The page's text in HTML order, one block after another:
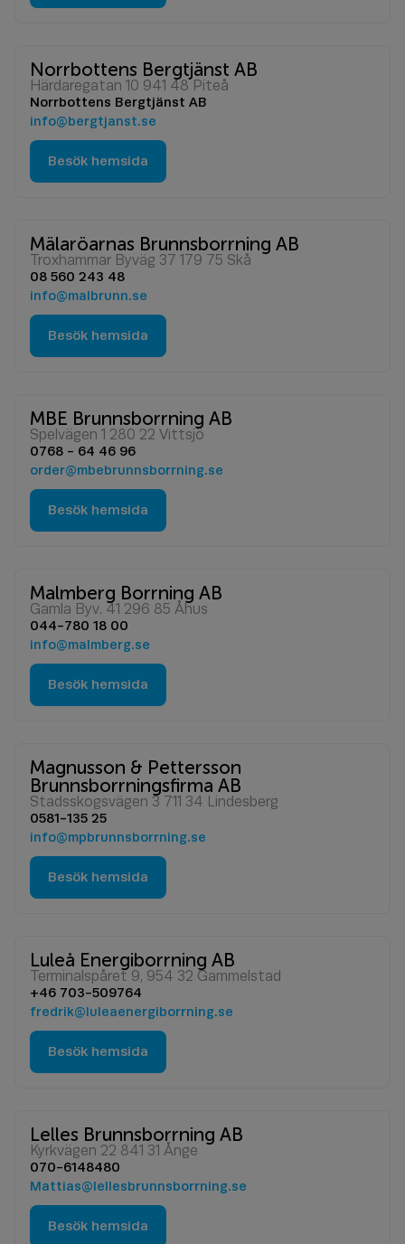
Norrbottens Bergtjänst AB
Härdaregatan 10 941 48 Piteå
Norrbottens Bergtjänst AB
info@bergtjanst.se
Besök hemsida
Mälaröarnas Brunnsborrning AB
Troxhammar Byväg 37 179 75 Skå
08 560 243 48
info@malbrunn.se
Besök hemsida
MBE Brunnsborrning AB
Spelvägen 1 280 22 Vittsjö
0768 - 64 46 96
order@mbebrunnsborrning.se
Besök hemsida
Malmberg Borrning AB
Gamla Byv. 41 296 85 Åhus
044-780 18 00
info@malmberg.se
Besök hemsida
Magnusson & Pettersson
Brunnsborrningsfirma AB
Stadsskogsvägen 3 711 34 Lindesberg
0581-135 25
info@mpbrunnsborrning.se
Besök hemsida
Luleå Energiborrning AB
Terminalspåret 9, 954 32 Gammelstad
+46 703-509764
fredrik@luleaenergiborrning.se
Besök hemsida
Lelles Brunnsborrning AB
Kyrkvägen 22 841 31 Ånge
070-6148480
Mattias@lellesbrunnsborrning.se
Besök hemsida